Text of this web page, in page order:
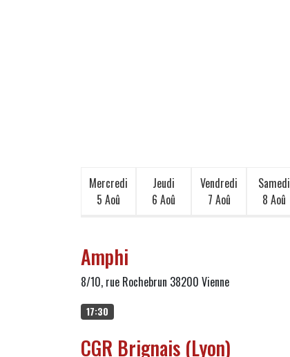
Mercredi
5 Aoû
Jeudi
6 Aoû
Vendredi
7 Aoû
Samedi
8 Aoû
Amphi
8/10, rue Rochebrun 38200 Vienne
17:30
CGR Brignais (Lyon)